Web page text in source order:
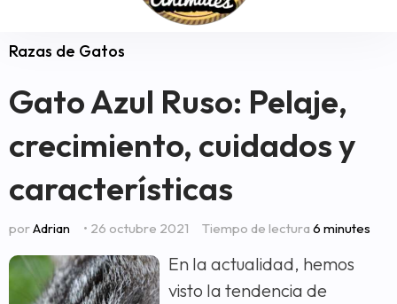
Razas de Gatos
Gato Azul Ruso: Pelaje,
crecimiento, cuidados y
características
porAdrian • 26 octubre 2021 Tiempo de lectura 6 minutes
En la actualidad, hemos
visto la tendencia de